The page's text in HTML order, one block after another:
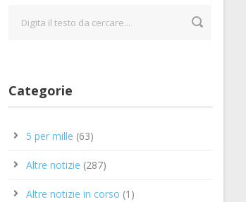
Categorie
5 per mille (63)
Altre notizie (287)
Altre notizie in corso (1)